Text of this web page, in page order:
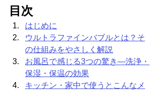
目次
はじめに
ウルトラファインバブルとは？そ
の仕組みをやさしく解説
お風呂で感じる3つの驚き—洗浄・
保湿・保温の効果
キッチン・家中で使うとこんなメ